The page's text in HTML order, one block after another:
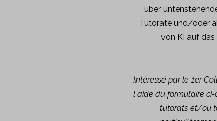
über
Tutorate und/oder
von KI auf das
Intéressé par le 1er
l'aide du formulaire ci-
tutorats et/ou